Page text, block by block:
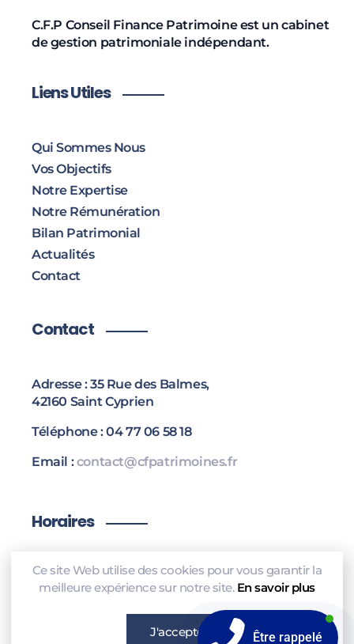
C.F.P Conseil Finance Patrimoine est un cabinet
de gestion patrimoniale indépendant.
Liens Utiles
Qui Sommes Nous
Vos Objectifs
Notre Expertise
Notre Rémunération
Bilan Patrimonial
Actualités
Contact
Contact
Adresse : 35 Rue des Balmes,
42160 Saint Cyprien
Téléphone : 04 77 06 58 18
Email :contact@cfpatrimoines.fr
Horaires
Lundi – Vendredi 08h00 – 18h00
Samedi 08h00 – 12h00
Ce site Web utilise des cookies pour vous garantir la
meilleure expérience sur notre site. En savoir plus
J'accepte Être rappelé